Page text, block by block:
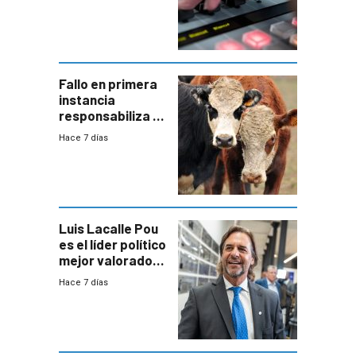
Fallo en primera
instancia
responsabiliza al
Estado por falta
Hace 7 días
Luis Lacalle Pou
es el líder político
mejor valorado
del país, según
Hace 7 días